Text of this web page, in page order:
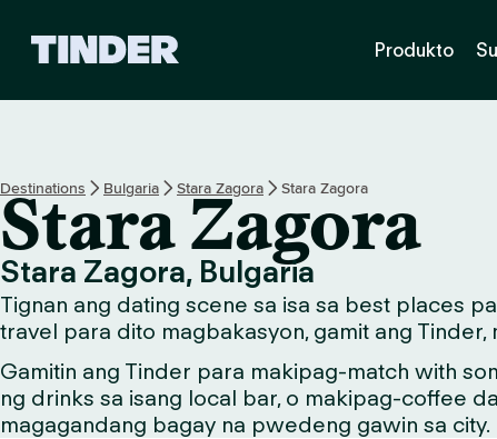
H
o
m
Produkto
Destinations Bulgaria Stara Zagora Stara Zagora
Stara Zagora
Stara Zagora, Bulgaria
Tignan ang dating scene sa isa sa best places
travel para dito magbakasyon, gamit ang
Gamitin ang Tinder para makipag-match with
ng drinks sa isang local bar, o makipag-coffee
magagandang bagay na pwedeng gawin sa city.